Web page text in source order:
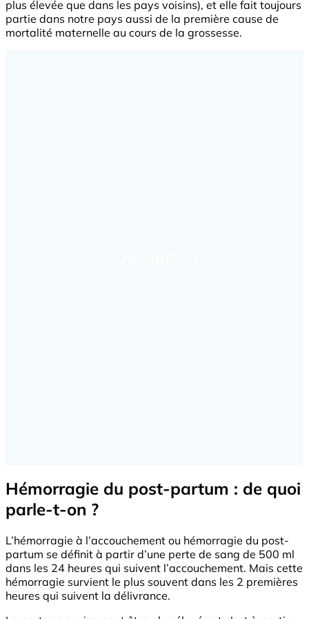
plus élevée que dans les pays voisins), et elle fait toujours
partie dans notre pays aussi de la première cause de
mortalité maternelle au cours de la grossesse.
Hémorragie du post-partum : de quoi
parle-t-on ?
L’hémorragie à l’accouchement ou hémorragie du post-
partum se définit à partir d’une perte de sang de 500 ml
dans les 24 heures qui suivent l’accouchement. Mais cette
hémorragie survient le plus souvent dans les 2 premières
heures qui suivent la délivrance.